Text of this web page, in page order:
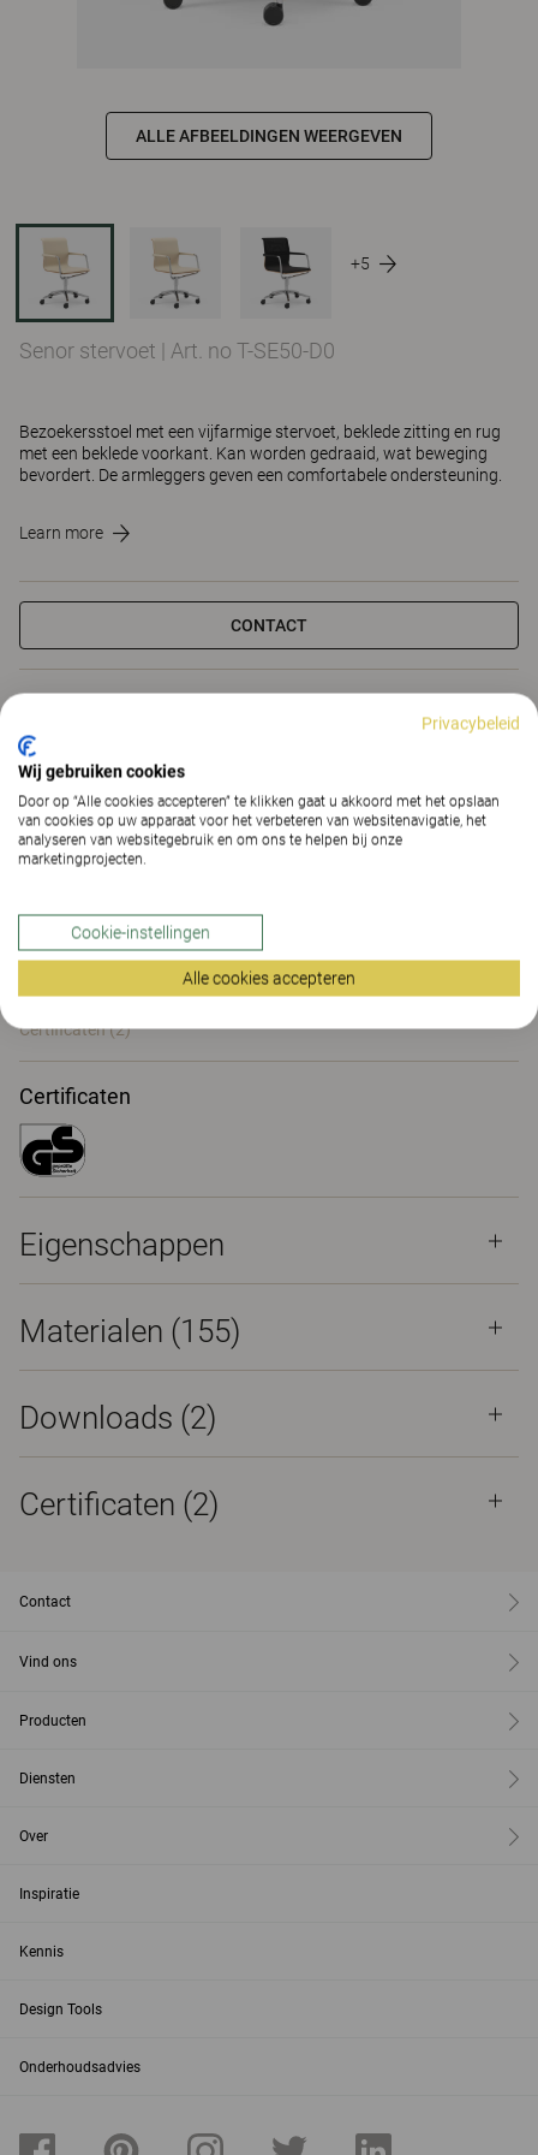
ALLE AFBEELDINGEN WEERGEVEN
+5
Senor stervoet | Art. no T-SE50-D0
Bezoekersstoel met een vijfarmige stervoet, beklede zitting en rug
met een beklede voorkant. Kan worden gedraaid, wat beweging
bevordert. De armleggers geven een comfortabele ondersteuning.
Learn more
CONTACT
Armrest
ArmrestType
Alle eigenschappen
Materialen(155) Downloads (2)
Certificaten (2)
Certificaten
Eigenschappen
Materialen (155)
Downloads (2)
Certificaten (2)
Contact
Vind ons
Producten
Diensten
Over
Inspiratie
Kennis
Design Tools
Onderhoudsadvies
Privacybeleid
Wij gebruiken cookies
Door op “Alle cookies accepteren” te klikken gaat u akkoord met het opslaan
van cookies op uw apparaat voor het verbeteren van websitenavigatie, het
analyseren van websitegebruik en om ons te helpen bij onze
marketingprojecten.
Cookie-instellingen
Alle cookies accepteren